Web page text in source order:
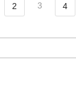
2 3 4